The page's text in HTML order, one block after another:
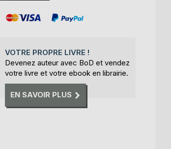
VOTRE PROPRE LIVRE !
Devenez auteur avec BoD et vendez
votre livre et votre ebook en librairie.
EN SAVOIR PLUS